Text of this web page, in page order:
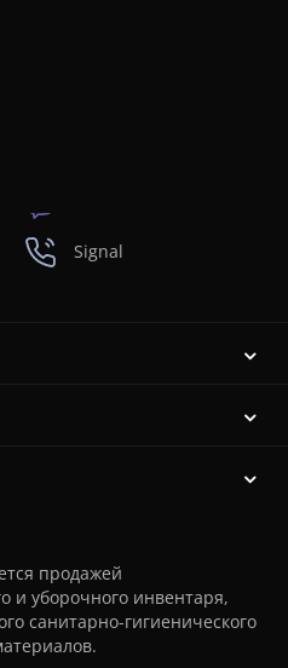
Signal
продажей
и уборочного инвентаря,
санитарно-гигиенического